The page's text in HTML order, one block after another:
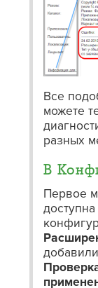
Все
можете
разных
В
Первое